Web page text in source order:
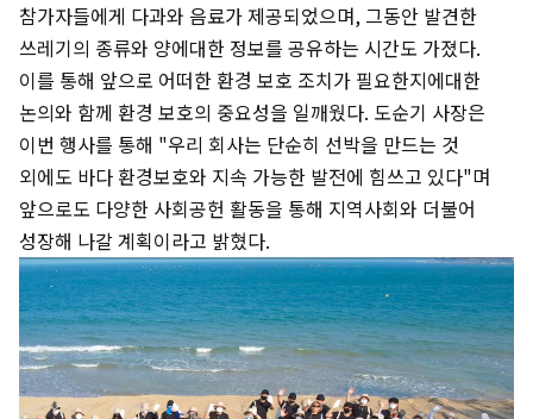
참가자들에게 다과와 음료가 제공되었으며, 그동안 발견한
쓰레기의 종류와 양에대한 정보를 공유하는 시간도 가졌다.
이를 통해 앞으로 어떠한 환경 보호 조치가 필요한지에대한
논의와 함께 환경 보호의 중요성을 일깨웠다. 도순기 사장은
이번 행사를 통해 "우리 회사는 단순히 선박을 만드는 것
외에도 바다 환경보호와 지속 가능한 발전에 힘쓰고 있다"며
앞으로도 다양한 사회공헌 활동을 통해 지역사회와 더불어
성장해 나갈 계획이라고 밝혔다.